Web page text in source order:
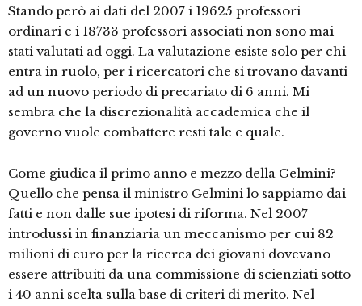
Stando però ai dati del 2007 i 19625 professori
ordinari e i 18733 professori associati non sono mai
stati valutati ad oggi. La valutazione esiste solo per chi
entra in ruolo, per i ricercatori che si trovano davanti
ad un nuovo periodo di precariato di 6 anni. Mi
sembra che la discrezionalità accademica che il
governo vuole combattere resti tale e quale.
Come giudica il primo anno e mezzo della Gelmini?
Quello che pensa il ministro Gelmini lo sappiamo dai
fatti e non dalle sue ipotesi di riforma. Nel 2007
introdussi in finanziaria un meccanismo per cui 82
milioni di euro per la ricerca dei giovani dovevano
essere attribuiti da una commissione di scienziati sotto
i 40 anni scelta sulla base di criteri di merito. Nel